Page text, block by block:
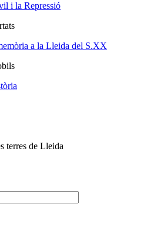
i la Repressió
a la Lleida del S.XX
terres de Lleida